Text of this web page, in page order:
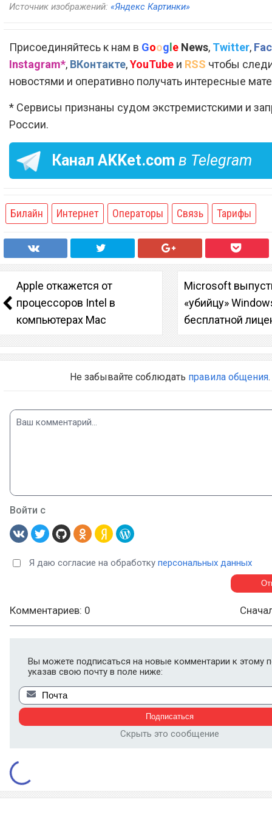
Источник изображений: «Яндекс Картинки»
Присоединяйтесь к нам в Google News, Twitter,
Instagram*, ВКонтакте,YouTube и RSS чтобы
новостями и оперативно получать интересные
* Сервисы признаны судом экстремистскими и
России.
Канал AKKet.com в Telegram
Билайн Интернет Операторы Связь Тарифы
Apple откажется от
процессоров Intel в
компьютерах Mac
Microsoft
«убийцу»
бесплатной
Не забывайте соблюдать правила общения.
Войти с
Я даю согласие на обработку персональных данных
Комментариев: 0
Вы можете подписаться на новые комментарии к этому
указав свою почту в поле ниже:
Скрыть это сообщение